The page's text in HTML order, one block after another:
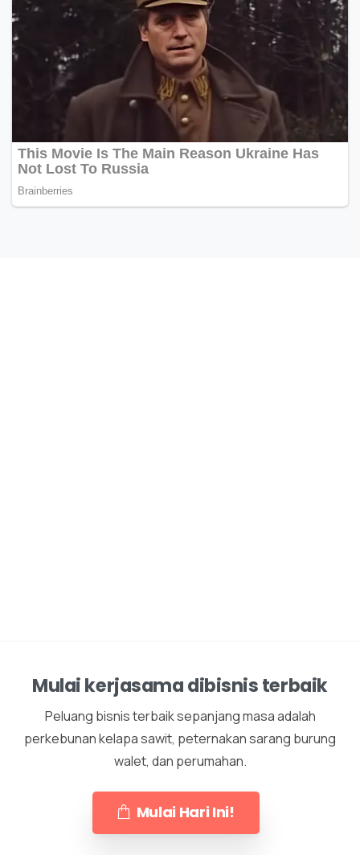
Mulai kerjasama dibisnis terbaik
Peluang bisnis terbaik sepanjang masa adalah
perkebunan kelapa sawit, peternakan sarang burung
walet, dan perumahan.
Mulai Hari Ini!